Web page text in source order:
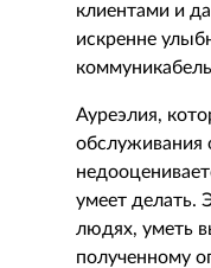
клиентами и
искренне
Ауреэлия,
обслуживания
умеет делать.
людях, уметь
полученному